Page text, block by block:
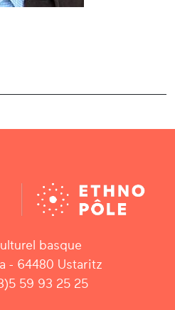
basque
- 64480 Ustaritz
59 93 25 25